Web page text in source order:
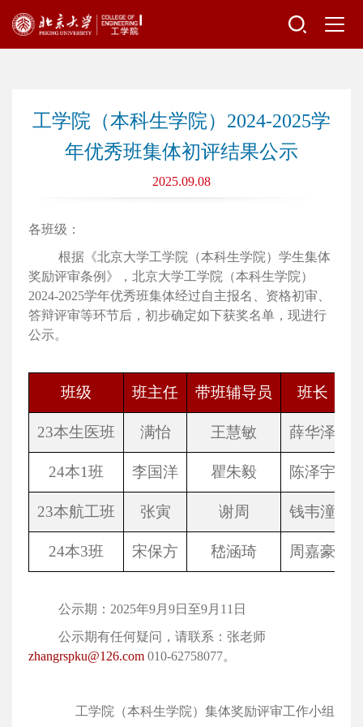
工学院（本科生学院）2024-2025学
年优秀班集体初评结果公示
2025.09.08
各班级：
根据《北京大学工学院（本科生学院）学生集体
奖励评审条例》，北京大学工学院（本科生学院）
2024-2025学年优秀班集体经过自主报名、资格初审、
答辩评审等环节后，初步确定如下获奖名单，现进行
公示。
班级 班主任 带班辅导员 班长
23本生医班 满怡 王慧敏 薛华泽
24本1班 李国洋 瞿朱毅 陈泽宇
23本航工班 张寅 谢周 钱韦潼
24本3班 宋保方 嵇涵琦 周嘉豪
公示期： 2025年9月9日至9月 11 日
公示期有任何疑问，请联系：张老师
zhangrspku@126.com 010-62758077。
工学院（本科生学院）集体奖励评审工作小组